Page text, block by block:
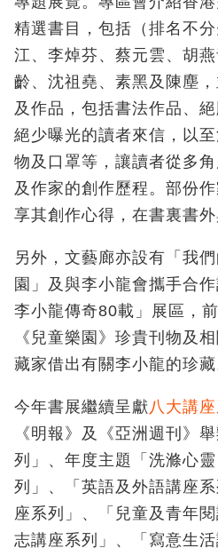
精選書目，包括（排名不
江、李焯芬、蔡元雲、胡
齡、沈祖堯、素黑及陳塵
及作品，包括書法作品、
絕少曝光的讀者來信，以
物及口罩等，讓讀者從多
及作家的創作歷程。部份
享其創作心得，在書裏書外
另外，文藝廊亦設有「我
園」及與李小龍會攜手合
李小龍傳奇80載」展區，
《兒童樂園》珍貴刊物及
藏家借出有關李小龍的珍藏
今年書展繼續呈獻 八大講座
《明報》及《亞洲週刊》
列」、年度主題「洗滌心
列」、「英語及外語講座
座系列」、「兒童及青年
志講座系列」、「寫意生